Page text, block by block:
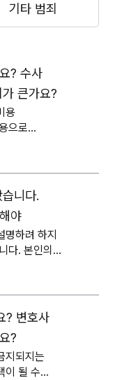
기타 범죄
? 수사
큰가요?
용
으로
니다.
야
하려 하지
다. 본인의
? 변호사
?
지되지는
이 될 수